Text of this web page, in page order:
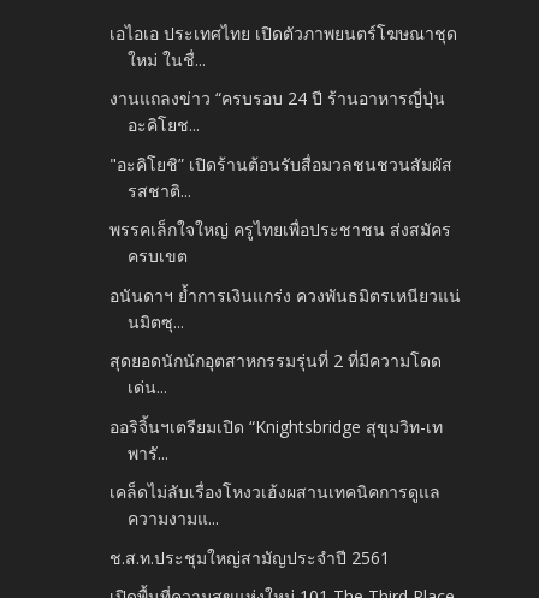
เอไอเอ ประเทศไทย เปิดตัวภาพยนตร์โฆษณาชุด
ใหม่ ในชื่...
งานแถลงข่าว “ครบรอบ 24 ปี ร้านอาหารญี่ปุ่น
อะคิโยช...
"อะคิโยชิ” เปิดร้านต้อนรับสื่อมวลชนชวนสัมผัส
รสชาติ...
พรรคเล็กใจใหญ่ ครูไทยเพื่อประชาชน ส่งสมัคร
ครบเขต
อนันดาฯ ย้ำการเงินแกร่ง ควงพันธมิตรเหนียวแน่
นมิตซุ...
สุดยอดนักนักอุตสาหกรรมรุ่นที่ 2 ที่มีความโดด
เด่น...
ออริจิ้นฯเตรียมเปิด “Knightsbridge สุขุมวิท-เท
พารั...
เคล็ดไม่ลับเรื่องโหงวเฮ้งผสานเทคนิคการดูแล
ความงามแ...
ช.ส.ท.ประชุมใหญ่สามัญประจำปี 2561